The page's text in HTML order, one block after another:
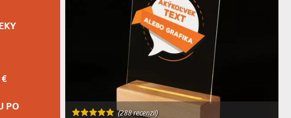
PO
(288 recenzií)